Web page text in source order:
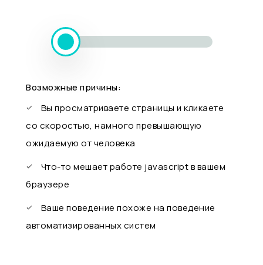
Возможные причины:
Вы просматриваете страницы и кликаете
со скоростью, намного превышающую
ожидаемую от человека
Что-то мешает работе javascript в вашем
браузере
Ваше поведение похоже на поведение
автоматизированных систем